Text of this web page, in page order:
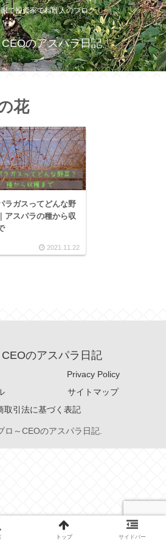
で投資家で料理人のブログ
のアスパラ日記
花
ラガスってどんな野
アスパラの種から収
2021.11.22
のアスパラ日記
Privacy Policy
サイトマップ
取引法に基づく表記
ロ～CEOのアスパラ日記.
トップ サイドバー